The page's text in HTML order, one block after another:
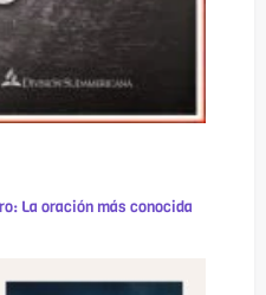
La oración más conocida